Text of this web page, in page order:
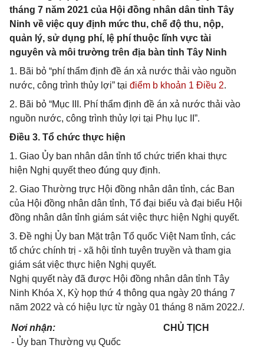
tháng 7 năm 2021 của Hội đồng nhân dân tỉnh Tây
Ninh về việc quy định mức thu, chế độ thu, nộp,
quản lý, sử dụng phí, lệ phí thuộc lĩnh vực tài
nguyên và môi trường trên địa bàn tỉnh Tây Ninh
1. Bãi bỏ “phí thẩm định đề án xả nước thải vào nguồn
nước, công trình thủy lợi” tại điểm b khoản 1 Điều 2.
2. Bãi bỏ “Mục III. Phí thẩm định đề án xả nước thải vào
nguồn nước, công trình thủy lợi tại Phụ lục II”.
Điều 3. Tổ chức thực hiện
1. Giao Ủy ban nhân dân tỉnh tổ chức triển khai thực
hiện Nghị quyết theo đúng quy định.
2. Giao Thường trực Hội đồng nhân dân tỉnh, các Ban
của Hội đồng nhân dân tỉnh, Tổ đại biểu và đại biểu Hội
đồng nhân dân tỉnh giám sát việc thực hiện Nghị quyết.
3. Đề nghị Ủy ban Mặt trận Tổ quốc Việt Nam tỉnh, các
tổ chức chính trị - xã hội tỉnh tuyên truyền và tham gia
giám sát việc thực hiện Nghị quyết.
Nghị quyết này đã được Hội đồng nhân dân tỉnh Tây
Ninh Khóa X, Kỳ họp thứ 4 thông qua ngày 20 tháng 7
năm 2022 và có hiệu lực từ ngày 01 tháng 8 năm 2022./.
Nơi nhận:
- Ủy ban Thường vụ Quốc
CHỦ TỊCH